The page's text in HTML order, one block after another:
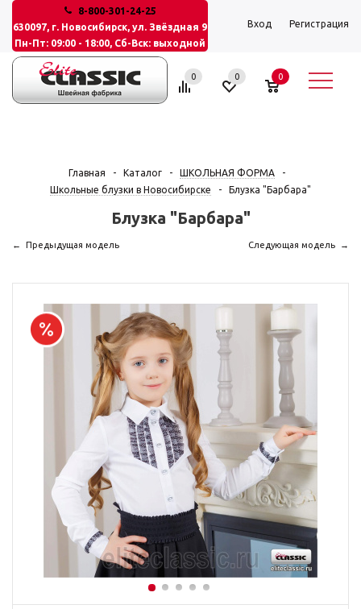
8-800-301-24-25
630097, г. Новосибирск, ул. Звёздная 9
Пн-Пт: 09:00 - 18:00, Сб-Вск: выходной
Вход Регистрация
0 0 0
Главная - Каталог - ШКОЛЬНАЯ ФОРМА
-
Школьные блузки в Новосибирске
- Блузка "Барбара"
Блузка "Барбара"
Предыдущая модель Следующая модель